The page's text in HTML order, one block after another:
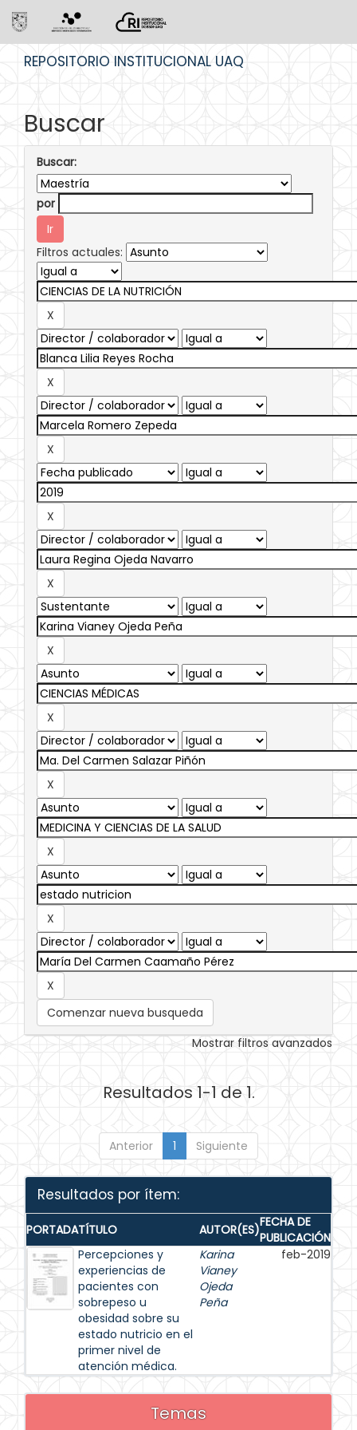
REPOSITORIO INSTITUCIONAL UAQ
Buscar
Buscar:
por
Filtros actuales:
Comenzar nueva busqueda
Mostrar filtros avanzados
Resultados 1-1 de 1.
Anterior 1 Siguiente
Resultados por ítem:
PORTADATÍTULO AUTOR(ES)FECHA DE
PUBLICACIÓN
Percepciones y
experiencias de
pacientes con
sobrepeso u
obesidad sobre su
estado nutricio en el
primer nivel de
atención médica.
Karina
Vianey
Ojeda
Peña
feb-2019
Temas